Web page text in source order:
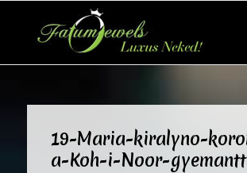
19-Maria-kiralyno-
a-Koh-i-Noor-